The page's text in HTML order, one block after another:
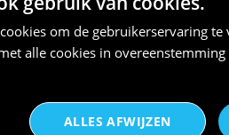
verk
12,95
mok
€ 14,95
om de gebruikerservaring
alle cookies in
ALLES AFWIJZEN